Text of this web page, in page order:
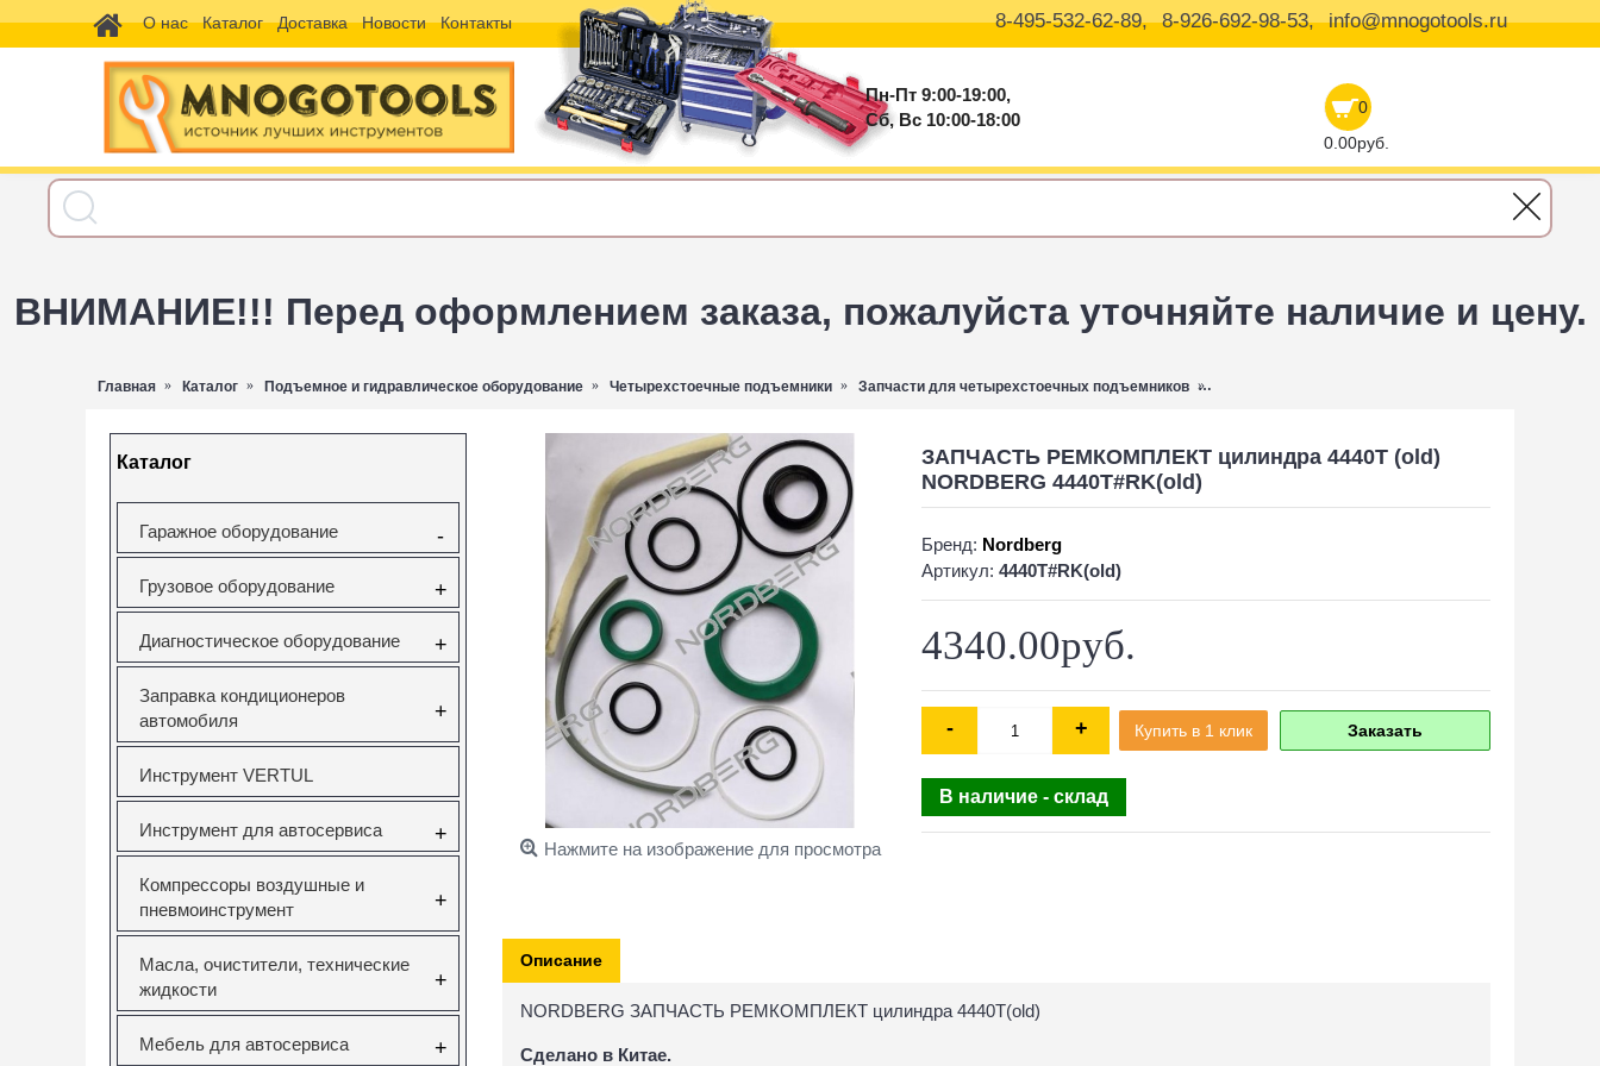
О нас Каталог Доставка Новости Контакты 8-495-532-62-89, 8-926-692-98-53, info@mnogotools.ru
Пн-Пт 9:00-19:00,
Сб, Вс 10:00-18:00
0
0.00руб.
ВНИМАНИЕ!!! Перед оформлением заказа, пожалуйста уточняйте наличие и цену.
Главная Каталог Подъемное и гидравлическое оборудование Четырехстоечные подъемники Запчасти для четырехстоечных подъемников
Каталог
Гаражное оборудование -
Грузовое оборудование +
Диагностическое оборудование +
Заправка кондиционеров
автомобиля
+
Инструмент VERTUL
Инструмент для автосервиса +
Компрессоры воздушные и
пневмоинструмент
+
Масла, очистители, технические
жидкости
+
Мебель для автосервиса +
Нажмите на изображение для просмотра
ЗАПЧАСТЬ РЕМКОМПЛЕКТ цилиндра 4440T (old)
NORDBERG 4440T#RK(old)
Бренд: Nordberg
Артикул: 4440T#RK(old)
4340.00руб.
- + Купить в 1 клик Заказать
В наличие - склад
Описание
NORDBERG ЗАПЧАСТЬ РЕМКОМПЛЕКТ цилиндра 4440T(old)
Сделано в Китае.